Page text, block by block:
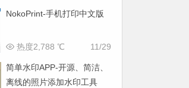
NokoPrint-手机打印中文版
11/29
热度2,788 ℃
简单水印APP-开源、简洁、
离线的照片添加水印工具